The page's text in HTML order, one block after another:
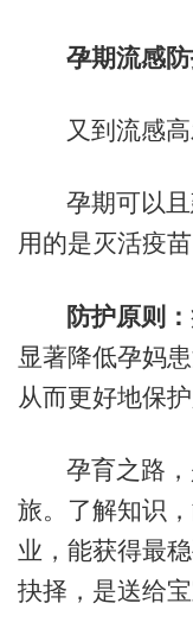
孕期流感
又到流感
孕期可以
用的是灭活疫
防护原则：
显著降低孕妈
从而更好地保护
孕育之路
旅。了解知识
业，能获得最
抉择，是送给